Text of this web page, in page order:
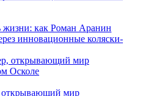
жизни: как Роман Аранин
инновационные коляски-
открывающий мир